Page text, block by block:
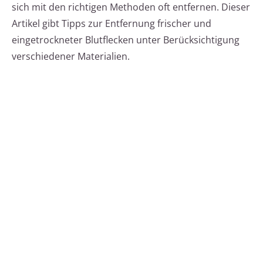
sich mit den richtigen Methoden oft entfernen. Dieser
Artikel gibt Tipps zur Entfernung frischer und
eingetrockneter Blutflecken unter Berücksichtigung
verschiedener Materialien.